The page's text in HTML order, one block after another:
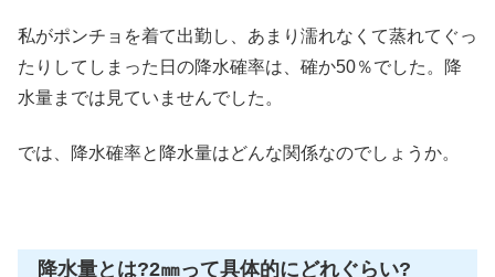
私がポンチョを着て出勤し、あまり濡れなくて蒸れてぐっ
たりしてしまった日の降水確率は、確か50％でした。降
水量までは見ていませんでした。
では、降水確率と降水量はどんな関係なのでしょうか。
降水量とは?2㎜って具体的にどれぐらい?